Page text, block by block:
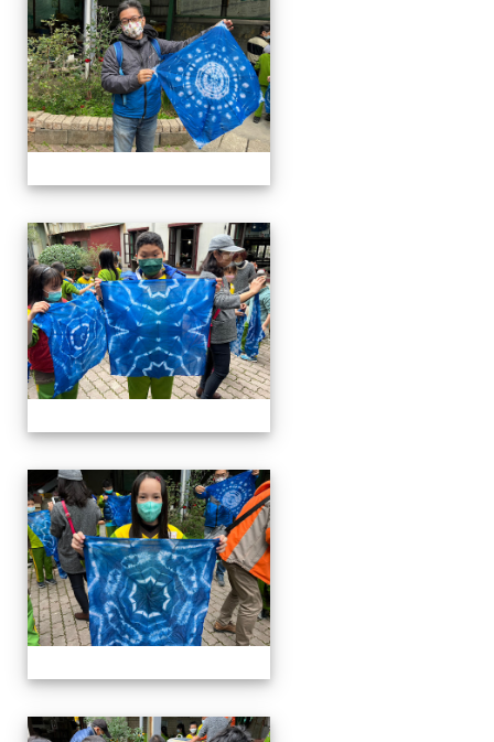
四年級戶外教學~20230117
四年級戶外教學~20230117
四年級戶外教學~20230117